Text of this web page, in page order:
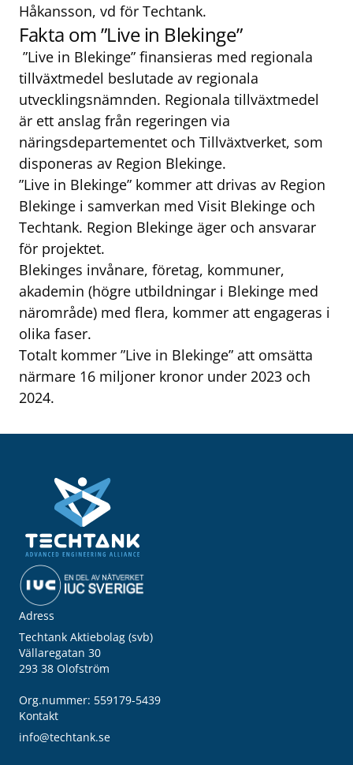
Håkansson, vd för Techtank.
Fakta om ”Live in Blekinge”
”Live in Blekinge” finansieras med regionala
tillväxtmedel beslutade av regionala
utvecklingsnämnden. Regionala tillväxtmedel
är ett anslag från regeringen via
näringsdepartementet och Tillväxtverket, som
disponeras av Region Blekinge.
”Live in Blekinge” kommer att drivas av Region
Blekinge i samverkan med Visit Blekinge och
Techtank. Region Blekinge äger och ansvarar
för projektet.
Blekinges invånare, företag, kommuner,
akademin (högre utbildningar i Blekinge med
närområde) med flera, kommer att engageras i
olika faser.
Totalt kommer ”Live in Blekinge” att omsätta
närmare 16 miljoner kronor under 2023 och
2024.
Adress
Techtank Aktiebolag (svb)
Vällaregatan 30
293 38 Olofström
Org.nummer: 559179-5439
Kontakt
info@techtank.se